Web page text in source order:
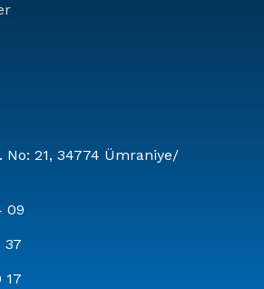
No: 21, 34774 Ümraniye/
09
37
17